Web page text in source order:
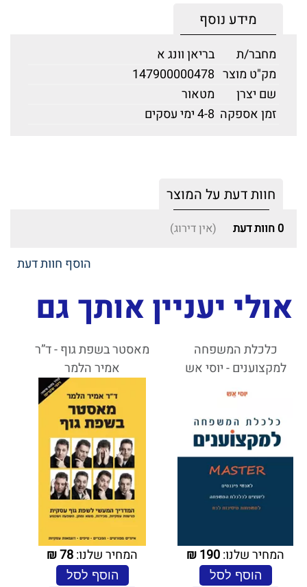
מידע נוסף
מחבר/ת
בריאן וונג א
מק"ט מוצר 147900000478
שם יצרן
מטאור
זמן אספקה 4-8 ימי עסקים
חוות דעת על המוצר
0 חוות דעת (אין דירוג)
הוסף חוות דעת
אולי יעניין אותך גם
כלכלת המשפחה
למקצוענים - יוסי אש
המחיר שלנו:190
₪
הוסף לסל
מאסטר בשפת גוף - ד”ר
אמיר הלמר
המחיר שלנו:78
₪
הוסף לסל